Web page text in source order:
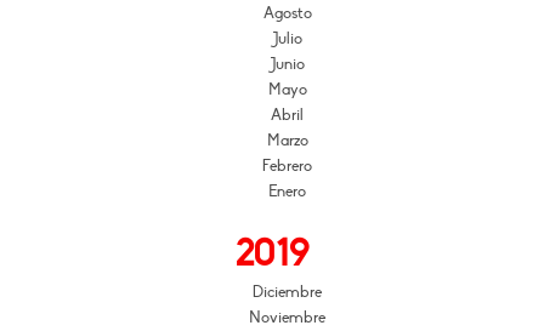
Agosto
Julio
Junio
Mayo
Abril
Marzo
Febrero
Enero
2019
Diciembre
Noviembre